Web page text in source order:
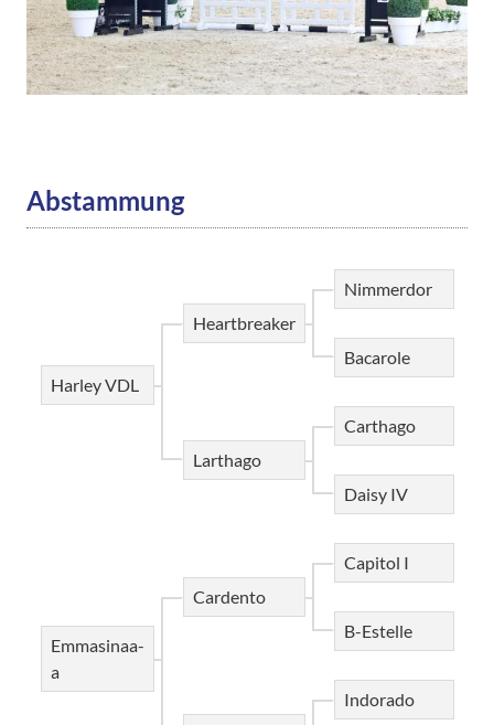
Abstammung
Harley VDL
Emmasinaa-
a
Heartbreaker
Larthago
Cardento
Nimmerdor
Bacarole
Carthago
Daisy IV
Capitol I
B-Estelle
Indorado